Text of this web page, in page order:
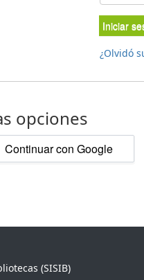
Iniciar
¿Olvidó
opciones
Continuar con Google
(SISIB)